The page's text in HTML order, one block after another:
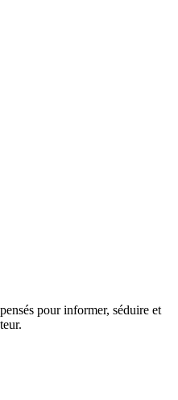
pour informer, séduire et